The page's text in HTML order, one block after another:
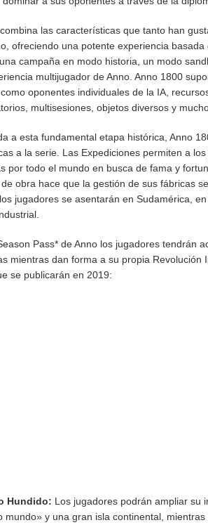
las características que tanto han
ofreciendo una potente experiencia
campaña en modo historia, un modo
multijugador de Anno. Anno 1800
oponentes individuales de la IA,
multisesiones, objetos diversos y
a esta fundamental etapa histórica, Anno
a la serie. Las Expediciones permiten a
por todo el mundo en busca de fama y
obra hace que la gestión de sus fábricas
jugadores se asentarán en Sudamérica,
Pass* de Anno los jugadores tendrán
mientras dan forma a su propia Revolución
se publicarán en 2019:
Hundido: Los jugadores podrán ampliar su
mundo» y una gran isla continental,